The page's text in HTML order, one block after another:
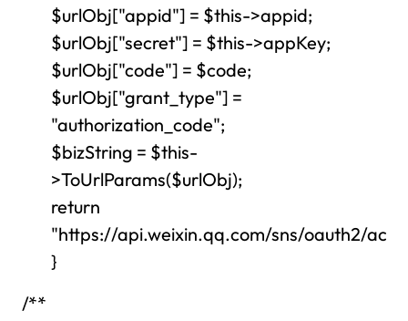
$urlObj["appid"] = $this->appid;
$urlObj["secret"] = $this->appKey;
$urlObj["code"] = $code;
$urlObj["grant_type"] =
"authorization_code";
$bizString = $this-
>ToUrlParams($urlObj);
return
"https://api.weixin.qq.com/sns/oauth2/
}
/**